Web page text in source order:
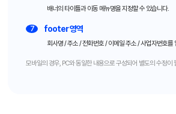
배너의 타이틀과 이동 메뉴명을 지정할 수 있습니다.
7 footer 영역
회사명 / 주소 / 전화번호 / 이메일 주소 / 사업자번호를
모바일의 경우, PC와 동일한 내용으로 구성되어 별도의 수정이